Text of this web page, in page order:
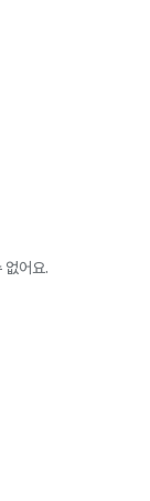
없어요.